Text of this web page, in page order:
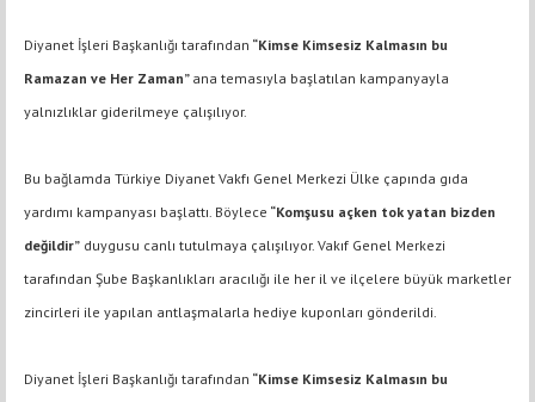
Diyanet İşleri Başkanlığı tarafından “Kimse Kimsesiz Kalmasın bu
Ramazan ve Her Zaman” ana temasıyla başlatılan kampanyayla
yalnızlıklar giderilmeye çalışılıyor.
Bu bağlamda Türkiye Diyanet Vakfı Genel Merkezi Ülke çapında gıda
yardımı kampanyası başlattı. Böylece “Komşusu açken tok yatan bizden
değildir” duygusu canlı tutulmaya çalışılıyor. Vakıf Genel Merkezi
tarafından Şube Başkanlıkları aracılığı ile her il ve ilçelere büyük marketler
zincirleri ile yapılan antlaşmalarla hediye kuponları gönderildi.
Diyanet İşleri Başkanlığı tarafından “Kimse Kimsesiz Kalmasın bu